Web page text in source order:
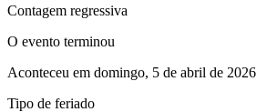
Contagem regressiva
O evento terminou
Aconteceu em domingo, 5 de abril de 2026
Tipo de feriado